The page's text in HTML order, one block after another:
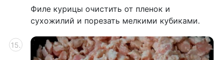
Филе курицы очистить от пленок и
сухожилий и порезать мелкими кубиками.